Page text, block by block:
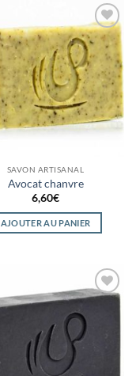
Ajouter
à la
wishlist
SAVON ARTISANAL
Avocat chanvre
6,60€
AJOUTER AU PANIER